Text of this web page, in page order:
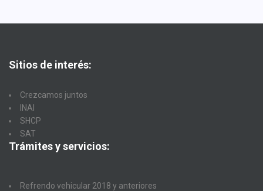
Sitios de interés:
Crezcamos juntos
INAI
SHCP
SAT
Trámites y servicios:
Refrendo vehicular 2018 y anteriores